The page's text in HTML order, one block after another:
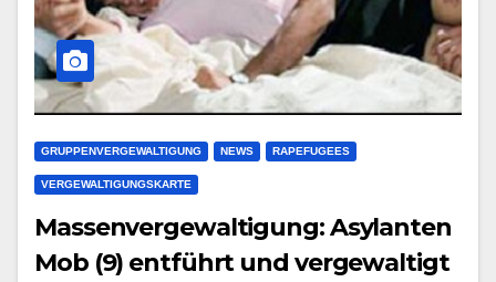
GRUPPENVERGEWALTIGUNG NEWS RAPEFUGEES
VERGEWALTIGUNGSKARTE
Massenvergewaltigung: Asylanten
Mob (9) entführt und vergewaltigt